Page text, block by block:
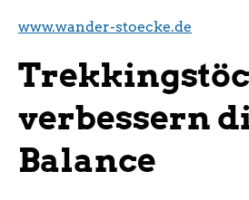
www.wander-stoecke.de
verbessern
Balance